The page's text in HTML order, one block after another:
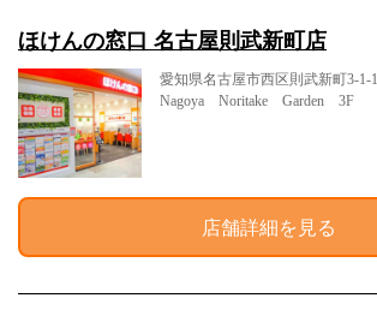
ほけんの窓口 名古屋則武新町店
愛知県名古屋市西区則武新町3-
Nagoya Noritake Garden 3F
店舗詳細を見る